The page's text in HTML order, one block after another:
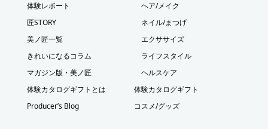
体験レポート
匠STORY
美ノ匠一覧
きれいになるコラム
マガジン版・美ノ匠
体験カタログギフトとは
Producer’s Blog
ヘア/メイク
ネイル/まつげ
エクササイズ
ライフスタイル
ヘルスケア
体験カタログギフト
コスメ/グッズ